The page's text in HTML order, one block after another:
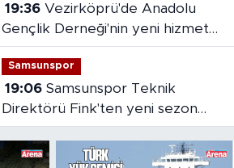
19:36Vezirköprü'de Anadolu
Gençlik Derneği'nin yeni hizmet
binası açıldı
Samsunspor
19:06Samsunspor Teknik
Direktörü Fink'ten yeni sezon
mesajı